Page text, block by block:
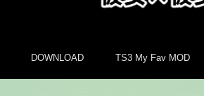
DOWNLOAD TS3 My Fav MOD